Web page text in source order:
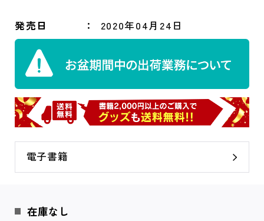
発売日 2020年04月24日
電子書籍
在庫なし